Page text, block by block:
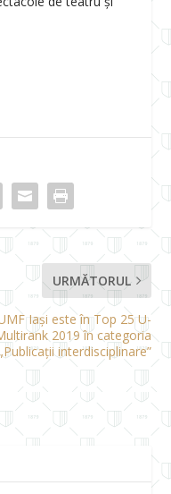
URMĂTORUL
Iași este în Top 25 U-
2019 în categoria
„Publicații interdisciplinare”